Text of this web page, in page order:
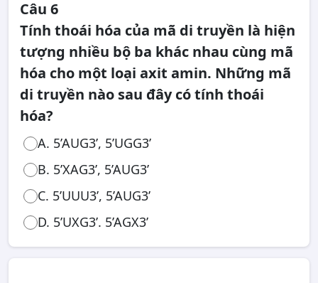
Câu 6
Tính thoái hóa của mã di truyền là hiện
tượng nhiều bộ ba khác nhau cùng mã
hóa cho một loại axit amin. Những mã
di truyền nào sau đây có tính thoái
hóa?
A. 5’AUG3’, 5’UGG3’
B. 5’XAG3’, 5’AUG3’
C. 5’UUU3’, 5’AUG3’
D. 5’UXG3’. 5’AGX3’